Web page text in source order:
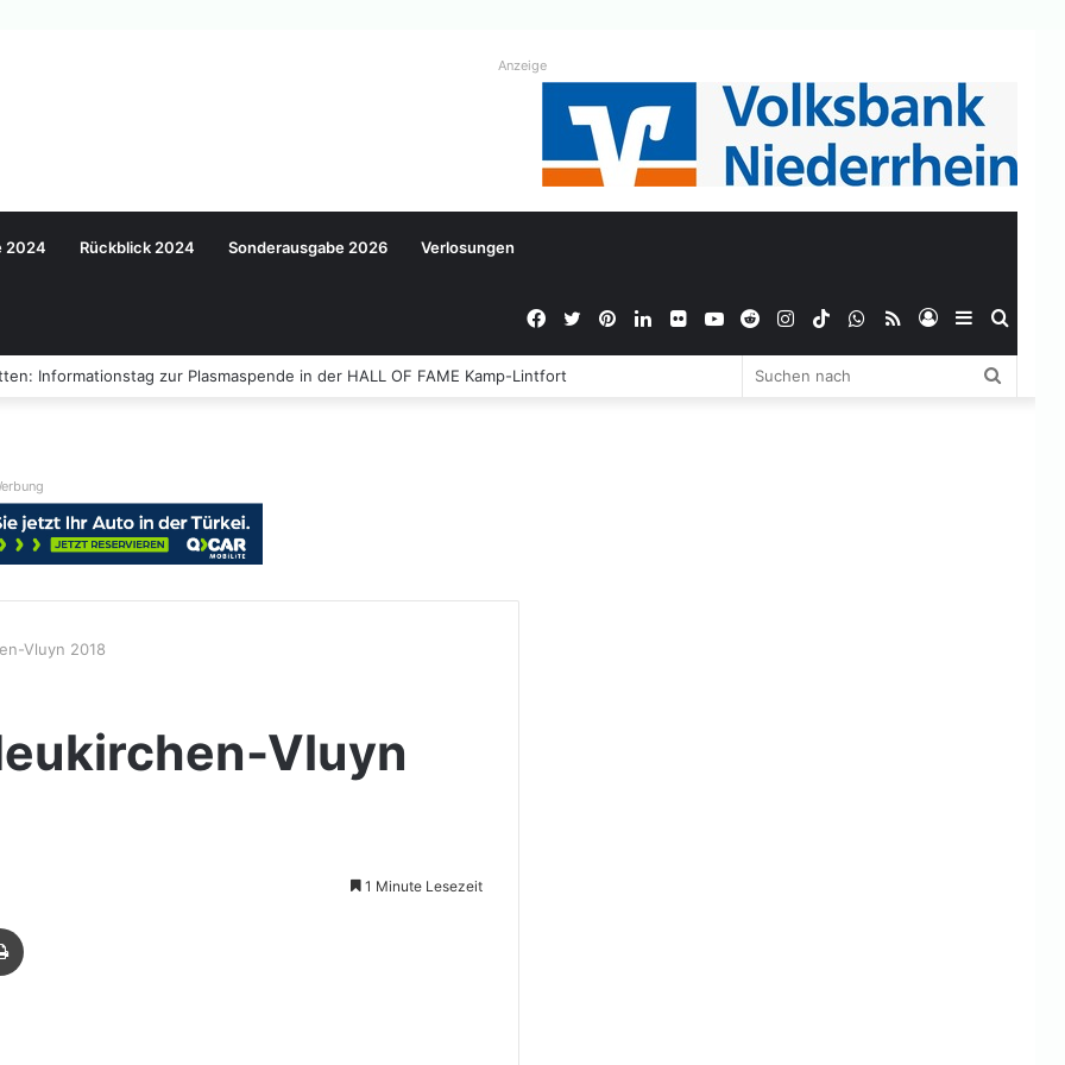
Anzeige
2024 Rückblick 2024 Sonderausgabe 2026 Verlosungen
Sidebar
Anmelden
RSS
WhatsApp
TikTok
Instagram
Reddit
YouTube
Flickr
LinkedIn
Pinterest
Twitter
Facebook
Informationstag zur Plasmaspende in der HALL OF FAME Kamp-Lintfort
Vluyn 2018
Vluyn
1 Minute Lesezeit